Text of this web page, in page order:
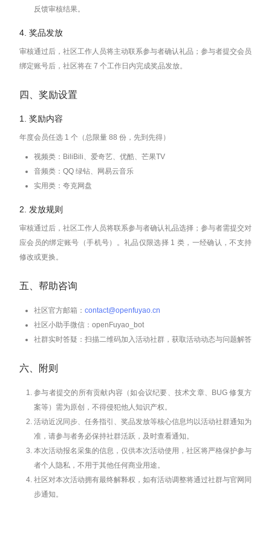
反馈审核结果。
4. 奖品发放
审核通过后，社区工作人员将主动联系参与者确认礼品；参与者提交会员
绑定账号后，社区将在 7 个工作日内完成奖品发放。
四、奖励设置
1. 奖励内容
年度会员任选 1 个（总限量 88 份，先到先得）
视频类：BiliBili、爱奇艺、优酷、芒果TV
音频类：QQ 绿钻、网易云音乐
实用类：夸克网盘
2. 发放规则
审核通过后，社区工作人员将联系参与者确认礼品选择；参与者需提交对
应会员的绑定账号（手机号）。礼品仅限选择 1 类，一经确认，不支持
修改或更换。
五、帮助咨询
社区官方邮箱： contact@openfuyao.cn
社区小助手微信：openFuyao_bot
社群实时答疑：扫描二维码加入活动社群，获取活动动态与问题解答
六、附则
参与者提交的所有贡献内容（如会议纪要、技术文章、BUG 修复方
案等）需为原创，不得侵犯他人知识产权。
活动近况同步、任务指引、奖品发放等核心信息均以活动社群通知为
准，请参与者务必保持社群活跃，及时查看通知。
本次活动报名采集的信息，仅供本次活动使用，社区将严格保护参与
者个人隐私，不用于其他任何商业用途。
社区对本次活动拥有最终解释权，如有活动调整将通过社群与官网同
步通知。